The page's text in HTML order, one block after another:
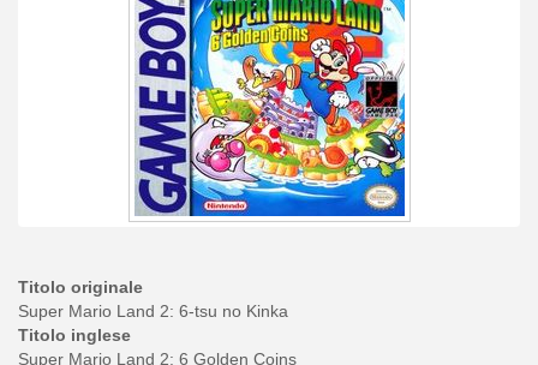
Titolo originale
Super Mario Land 2: 6-tsu no Kinka
Titolo inglese
Super Mario Land 2: 6 Golden Coins